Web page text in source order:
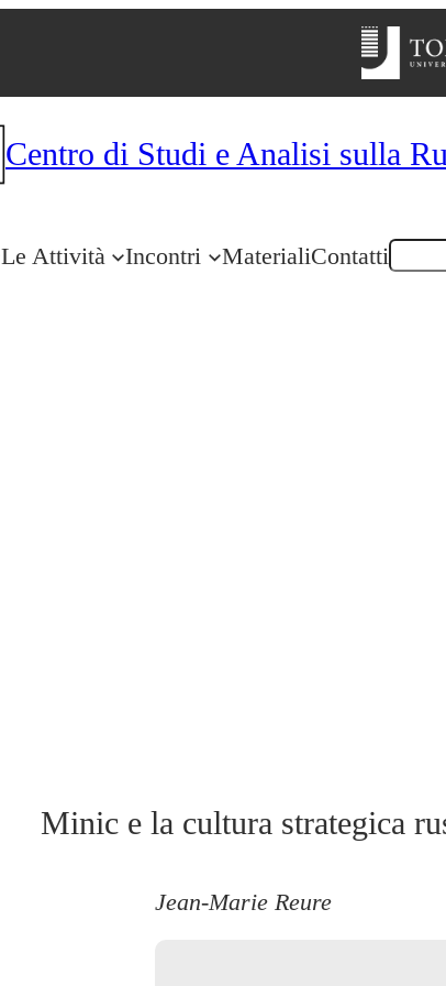
Centro di Studi e Analisi sulla
Le Attività Incontri MaterialiContattiCerca
Minic e la cultura strategica
Jean-Marie Reure